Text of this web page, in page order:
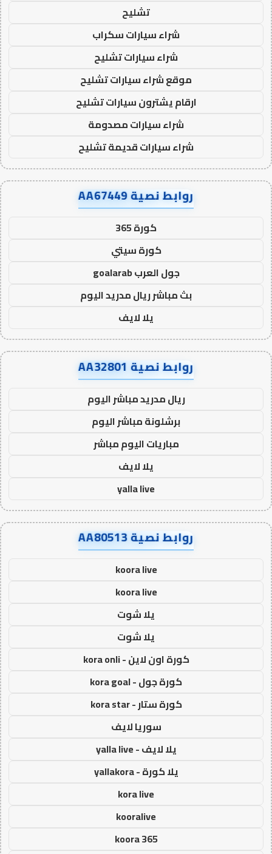
تشليح
شراء سيارات سكراب
شراء سيارات تشليح
موقع شراء سيارات تشليح
ارقام يشترون سيارات تشليح
شراء سيارات مصدومة
شراء سيارات قديمة تشليح
روابط نصية AA67449
كورة 365
كورة سيتي
جول العرب goalarab
بث مباشر ريال مدريد اليوم
يلا لايف
روابط نصية AA32801
ريال مدريد مباشر اليوم
برشلونة مباشر اليوم
مباريات اليوم مباشر
يلا لايف
yalla live
روابط نصية AA80513
koora live
koora live
يلا شوت
يلا شوت
كورة اون لاين - kora onli
كورة جول - kora goal
كورة ستار - kora star
سوريا لايف
يلا لايف - yalla live
يلا كورة - yallakora
kora live
kooralive
koora 365